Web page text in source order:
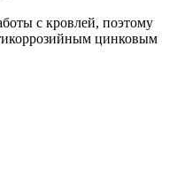
с кровлей, поэтому
цинковым